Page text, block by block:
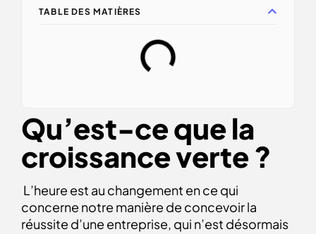
TABLE DES MATIÈRES
Qu’est-ce que la
croissance verte ?
L’heure est au changement en ce qui
concerne notre manière de concevoir la
réussite d’une entreprise, qui n’est désormais